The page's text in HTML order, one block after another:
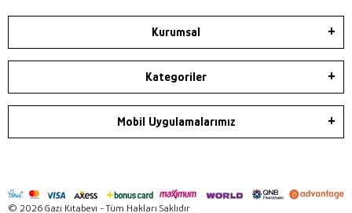
Kurumsal
Kategoriler
Mobil Uygulamalarımız
© 2026 Gazi Kitabevi - Tüm Hakları Saklıdır